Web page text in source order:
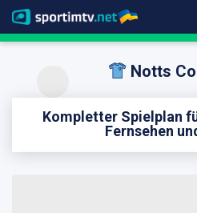
Notts
Kompletter Spielplan
Fernsehen